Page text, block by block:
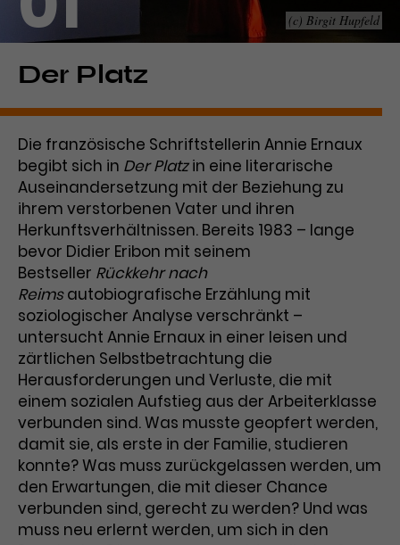
Laufzeit 1 Tag
Zweck
Dieses Cookie wird von Google
Analytics installiert. Das Cookie
wird verwendet, um Informationen
Besucher*innen eine Website
nutzen, und hilft bei der Erstellung
eines Analyseberichts über die
Performance der Website. Die
erhobenen Daten umfassen in
anonymisierter Form die Anzahl
der Besuche, die Quelle, aus der sie
stammen, und die besuchten
Seiten.
Name _gat_UA-63561367-1
Anbieter Google Analytics
Laufzeit 1 Minute
Das ist ein von Google Analytics
gesetztes Cookie. Bestimmte
Name _gcl_aw
Anbieter Google Ads
Laufzeit 3 Monate
Zweck
Dieses Cookie speichert
Informationen zu Werbeklicks und
dient der Zuordnung von
Conversions zu Google Ads-
Kampagnen.
Name _gcl_dc
Anbieter Google / DoubleClick
Laufzeit 3 Monate
Zweck
Dieses Cookie wird verwendet, um
Nutzerinteraktionen mit
Werbeanzeigen zu messen und
Remarketing-Funktionen
bereitzustellen.
(c) Birgit Hupfeld
Der Platz
Die französische Schriftstellerin Annie Ernaux
begibt sich in Der Platzin eine literarische
Auseinandersetzung mit der Beziehung zu
ihrem verstorbenen Vater und ihren
Herkunftsverhältnissen. Bereits 1983 – lange
bevor Didier Eribon mit seinem
Bestseller Rückkehr nach
Reimsautobiografische Erzählung mit
soziologischer Analyse verschränkt –
untersucht Annie Ernaux in einer leisen und
zärtlichen Selbstbetrachtung die
Herausforderungen und Verluste, die mit
einem sozialen Aufstieg aus der Arbeiterklasse
verbunden sind. Was musste geopfert werden,
damit sie, als erste in der Familie, studieren
konnte? Was muss zurückgelassen werden, um
den Erwartungen, die mit dieser Chance
verbunden sind, gerecht zu werden? Und was
muss neu erlernt werden, um sich in den